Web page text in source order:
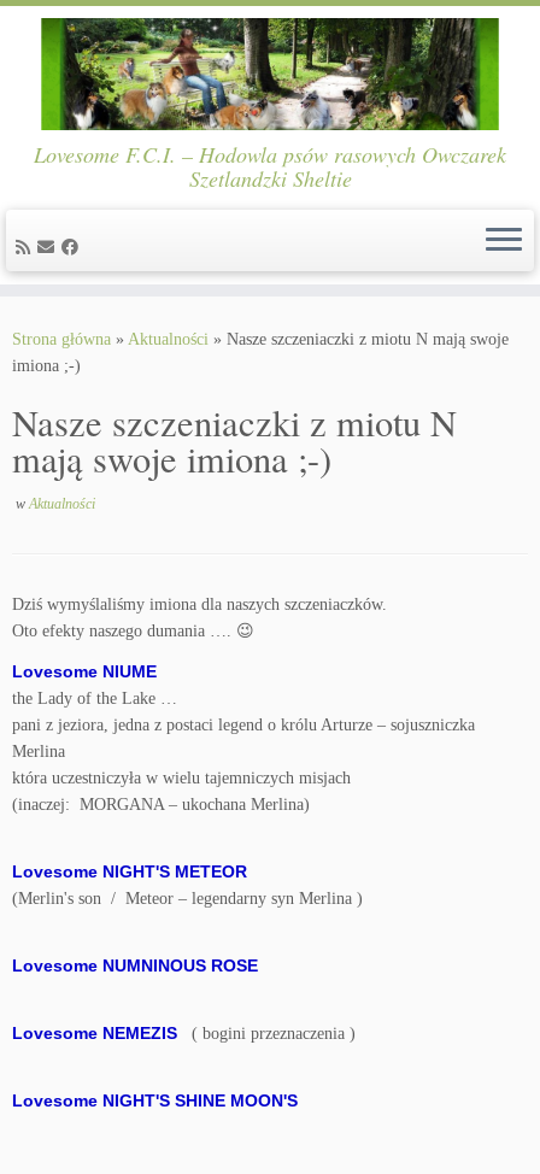
content
Lovesome F.C.I. – Hodowla psów rasowych Owczarek
Szetlandzki Sheltie
Strona główna » Aktualności » Nasze szczeniaczki z miotu N mają swoje
imiona ;-)
Nasze szczeniaczki z miotu N
mają swoje imiona ;-)
wAktualności
Dziś wymyślaliśmy imiona dla naszych szczeniaczków.
Oto efekty naszego dumania …. 😉
Lovesome NIUME
the Lady of the Lake …
pani z jeziora, jedna z postaci legend o królu Arturze – sojuszniczka
Merlina
która uczestniczyła w wielu tajemniczych misjach
(inaczej: MORGANA – ukochana Merlina)
Lovesome NIGHT'S METEOR
(Merlin's son / Meteor – legendarny syn Merlina )
Lovesome NUMNINOUS ROSE
Lovesome NEMEZIS ( bogini przeznaczenia )
Lovesome NIGHT'S SHINE MOON'S